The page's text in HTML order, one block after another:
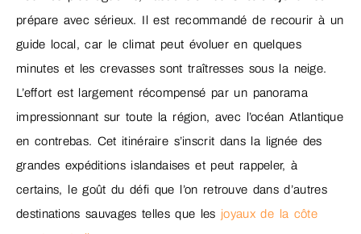
prépare avec sérieux. Il est recommandé de recourir à un
guide local, car le climat peut évoluer en quelques
minutes et les crevasses sont traîtresses sous la neige.
L’effort est largement récompensé par un panorama
impressionnant sur toute la région, avec l’océan Atlantique
en contrebas. Cet itinéraire s’inscrit dans la lignée des
grandes expéditions islandaises et peut rappeler, à
certains, le goût du défi que l’on retrouve dans d’autres
destinations sauvages telles que les joyaux de la côte